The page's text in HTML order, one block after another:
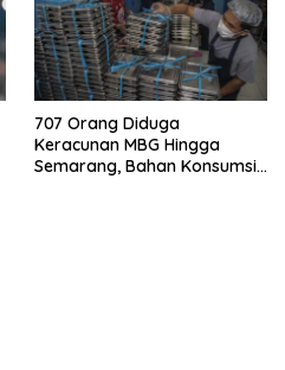
707 Orang Diduga
Keracunan MBG Hingga
Semarang, Bahan Konsumsi